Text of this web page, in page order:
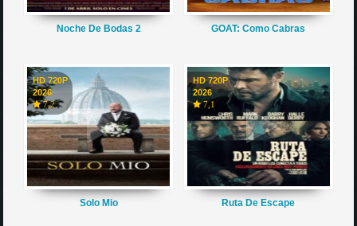
Noche De Bodas 2 GOAT: Como Cabras
HD 720P
2026
7,2
Solo Mio
HD 720P
2026
7,1
Ruta De Escape